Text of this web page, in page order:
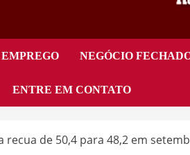
NEGÓCIO
ENTRE EM CONTATO
recua de 50,4 para 48,2 em